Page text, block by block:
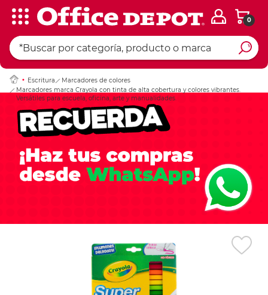
0
Escritura
Marcadores de colores
Marcadores marca Crayola con tinta de alta cobertura y colores vibrantes.
Versátiles para escuela, oficina, arte y manualidades.
Ingresar Codigo